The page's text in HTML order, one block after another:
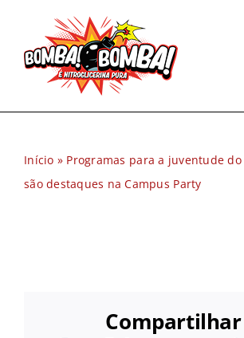
conteúdo
Início » Programas para a juventude do
são destaques na Campus Party
Compartilhar